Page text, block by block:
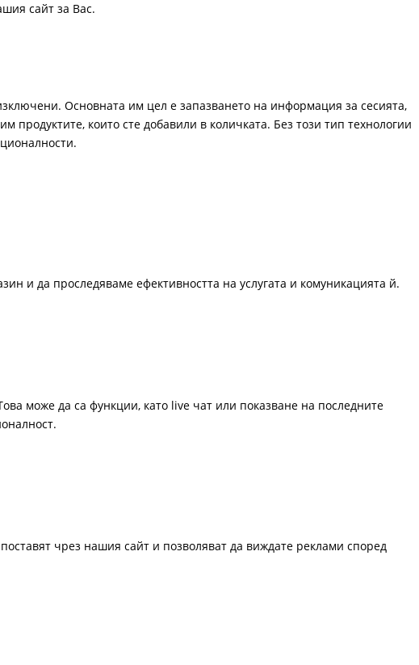
сайт за Вас.
Основната им цел е запазването на информация за сесията,
които сте добавили в количката. Без този тип технологии
и да проследяваме ефективността на услугата и комуникацията й.
може да са функции, като live чат или показване на последните
чрез нашия сайт и позволяват да виждате реклами според